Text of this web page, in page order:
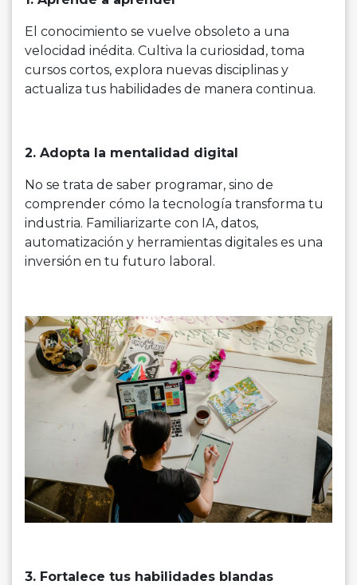
El conocimiento se vuelve obsoleto a una
velocidad inédita. Cultiva la curiosidad, toma
cursos cortos, explora nuevas disciplinas y
actualiza tus habilidades de manera continua.
2. Adopta la mentalidad digital
No se trata de saber programar, sino de
comprender cómo la tecnología transforma tu
industria. Familiarizarte con IA, datos,
automatización y herramientas digitales es una
inversión en tu futuro laboral.
3. Fortalece tus habilidades blandas